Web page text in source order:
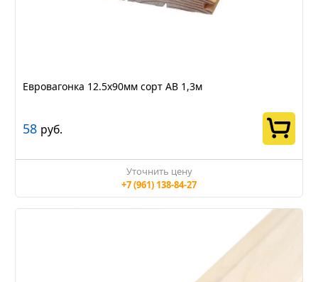
Евровагонка 12.5х90мм сорт АВ 1,3м
58 руб.
Уточнить цену
+7 (961) 138-84-27